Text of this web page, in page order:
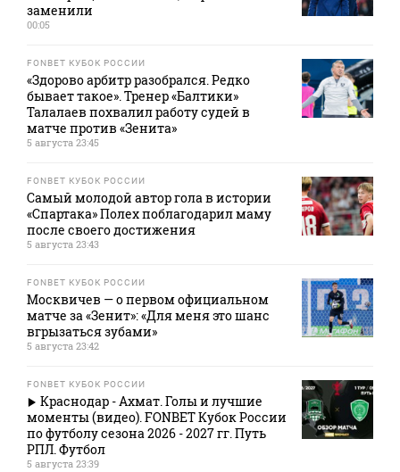
заменили
00:05
FONBET КУБОК РОССИИ
«Здорово арбитр разобрался. Редко
бывает такое». Тренер «Балтики»
Талалаев похвалил работу судей в
матче против «Зенита»
5 августа 23:45
FONBET КУБОК РОССИИ
Самый молодой автор гола в истории
«Спартака» Полех поблагодарил маму
после своего достижения
5 августа 23:43
FONBET КУБОК РОССИИ
Москвичев — о первом официальном
матче за «Зенит»: «Для меня это шанс
вгрызаться зубами»
5 августа 23:42
FONBET КУБОК РОССИИ
Краснодар - Ахмат. Голы и лучшие
моменты (видео). FONBET Кубок России
по футболу сезона 2026 - 2027 гг. Путь
РПЛ. Футбол
5 августа 23:39